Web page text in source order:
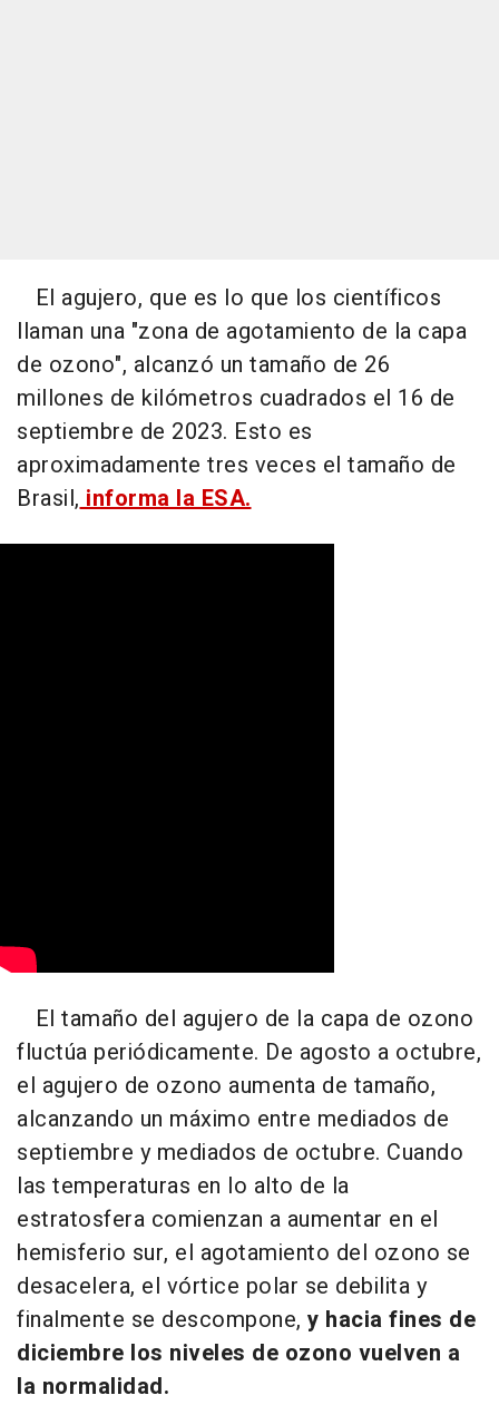
El agujero, que es lo que los científicos
llaman una "zona de agotamiento de la capa
de ozono", alcanzó un tamaño de 26
millones de kilómetros cuadrados el 16 de
septiembre de 2023. Esto es
aproximadamente tres veces el tamaño de
Brasil,informa la ESA.
El tamaño del agujero de la capa de ozono
fluctúa periódicamente. De agosto a octubre,
el agujero de ozono aumenta de tamaño,
alcanzando un máximo entre mediados de
septiembre y mediados de octubre. Cuando
las temperaturas en lo alto de la
estratosfera comienzan a aumentar en el
hemisferio sur, el agotamiento del ozono se
desacelera, el vórtice polar se debilita y
finalmente se descompone, y hacia fines de
diciembre los niveles de ozono vuelven a
la normalidad.